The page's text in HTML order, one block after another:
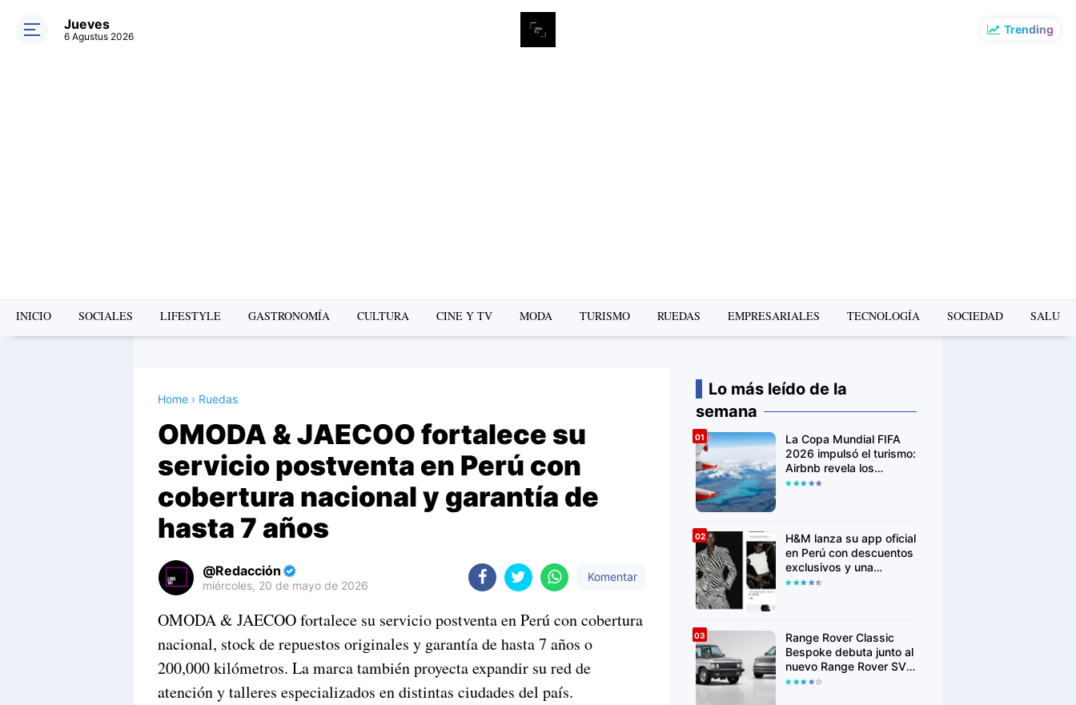
Trending
Jueves
6 Agustus 2026
INICIO SOCIALES LIFESTYLE GASTRONOMÍA CULTURA CINE Y TV MODA TURISMO RUEDAS EMPRESARIALES TECNOLOGÍA SOCIEDAD SALUD
Home › Ruedas
OMODA & JAECOO fortalece su
servicio postventa en Perú con
cobertura nacional y garantía de
hasta 7 años
Redacción
miércoles, 20 de mayo de 2026
Komentar
Premium
Raushan
Design
With
Shroff
OMODA & JAECOO fortalece su servicio postventa en Perú con cobertura
nacional, stock de repuestos originales y garantía de hasta 7 años o
200,000 kilómetros. La marca también proyecta expandir su red de
atención y talleres especializados en distintas ciudades del país.
Lo más leído de la
semana
La Copa Mundial FIFA
2026 impulsó el turismo:
Airbnb revela los
destinos que más
H&M lanza su app oficial
en Perú con descuentos
exclusivos y una
experiencia de compra
Range Rover Classic
Bespoke debuta junto al
nuevo Range Rover SV
Ultra en Monterey Car